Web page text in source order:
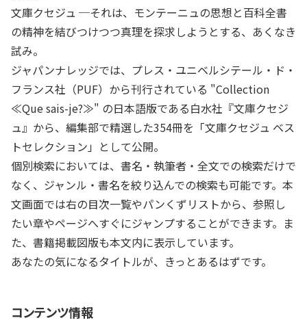
文庫クセジュ ─それは、モンテーニュの思想と百科全書
の精神を結びつけつつ真理を探求しようとする、あくなき
試み。
ジャパンナレッジでは、プレス・ユニベルシテール・ド・
フランス社（PUF）から刊行されている "Collection
≪Que sais-je?≫" の日本語版である白水社『文庫クセジ
ュ』から、編集部で精選した354冊を「文庫クセジュ ベス
トセレクション」として公開。
個別検索においては、書名・執筆者・全文での検索だけで
なく、ジャンル・書名を絞り込んでの検索も可能です。本
文画面では右の目次一覧やパンくずリストから、参照し
たい章やページへすぐにジャンプすることができます。ま
た、書籍掲載図版も本文内に表示しています。
あなたの気になるタイトルが、きっとあるはずです。
コンテンツ情報